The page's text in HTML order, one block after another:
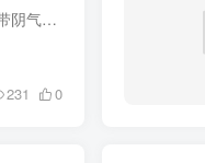
堕过胎的女人阴气重吗？堕胎女人，身上自带阴气，且阴气很重！前几天有一个女性客户来到庙里咨询事情，因为经常来庙里，我问你最近是不是堕胎了。她说你怎么知道，我说那我看的没错。因为你身上...
231 0